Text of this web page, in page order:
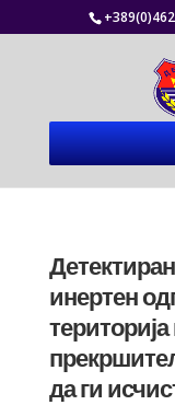
инертен
да ги